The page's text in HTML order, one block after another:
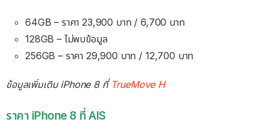
64GB – ราคา 23,900 บาท / 6,700 บาท
128GB – ไม่พบข้อมูล
256GB – ราคา 29,900 บาท / 12,700 บาท
ข้อมูลเพิ่มเติม iPhone 8 ที่ TrueMove H
ราคา iPhone 8 ที่ AIS